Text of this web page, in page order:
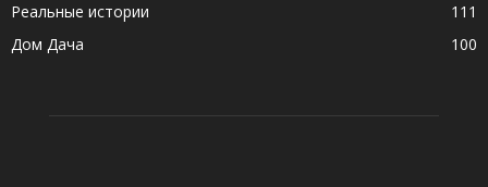
Реальные истории
111
Дом Дача
100